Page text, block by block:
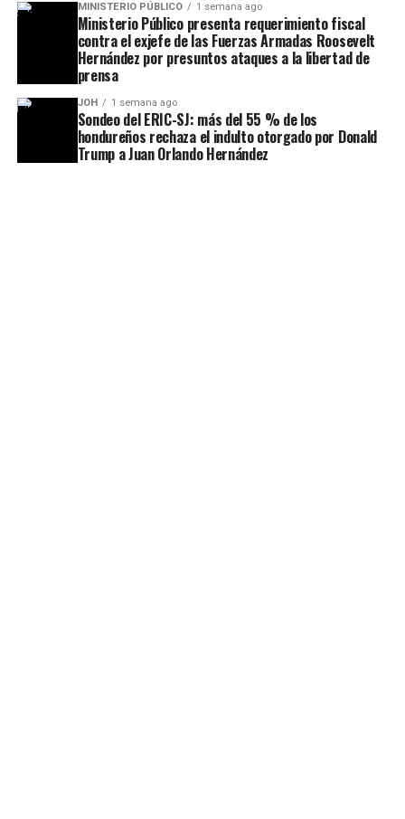
MINISTERIO PÚBLICO 1 semana ago
Ministerio Público presenta requerimiento fiscal
contra el exjefe de las Fuerzas Armadas Roosevelt
Hernández por presuntos ataques a la libertad de
prensa
JOH 1 semana ago
Sondeo del ERIC-SJ: más del 55 % de los
hondureños rechaza el indulto otorgado por Donald
Trump a Juan Orlando Hernández